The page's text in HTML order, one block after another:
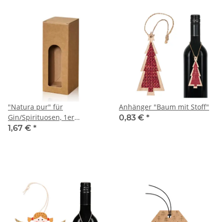
"Natura pur" für
Gin/Spirituosen, 1er
Faltschachtel
1,67 € *
Anhänger "Baum mit Stoff"
0,83 € *